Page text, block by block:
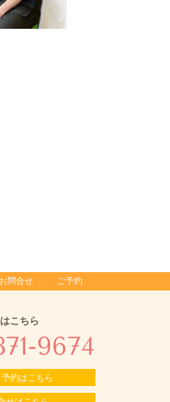
お問合せ ご予約
こちら
9674
約はこちら